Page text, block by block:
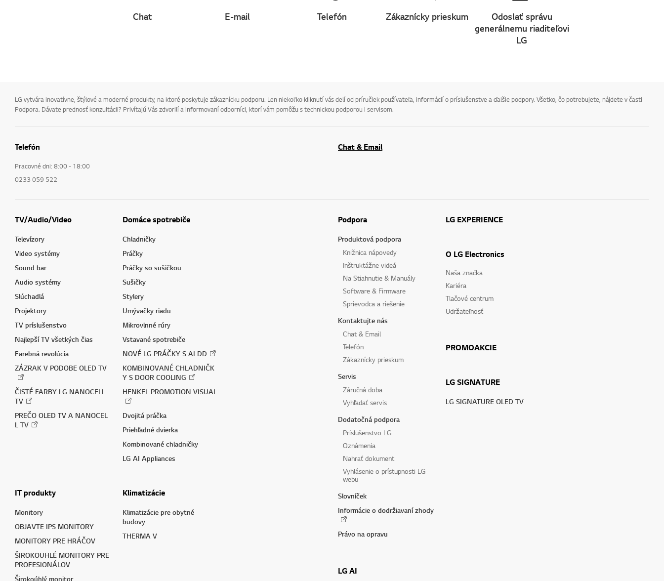
Chat E-mail Telefón Zákaznícky prieskum
Odoslať správu
generálnemu riaditeľovi
LG
LG vytvára inovatívne, štýlové a moderné produkty, na ktoré poskytuje zákaznícku podporu. Len niekoľko kliknutí vás delí od príručiek používateľa, informácií o príslušenstve a ďalšie podpory. Všetko, čo potrebujete, nájdete v časti
Podpora. Dávate prednosť konzultácii? Privítajú Vás zdvorilí a informovaní odborníci, ktorí vám pomôžu s technickou podporou i servisom.
Telefón
Pracovné dni: 8:00 - 18:00
0233 059 522
Chat & Email
TV/Audio/Video
Televízory
Video systémy
Sound bar
Audio systémy
Slúchadlá
Projektory
TV príslušenstvo
Najlepší TV všetkých čias
Farebná revolúcia
ZÁZRAK V PODOBE OLED TV
ČISTÉ FARBY LG NANOCELL
TV
PREČO OLED TV A NANOCEL
L TV
Domáce spotrebiče
Chladničky
Práčky
Práčky so sušičkou
Sušičky
Stylery
Umývačky riadu
Mikrovlnné rúry
Vstavané spotrebiče
NOVÉ LG PRÁČKY S AI DD
KOMBINOVANÉ CHLADNIČK
Y S DOOR COOLING
HENKEL PROMOTION VISUAL
Dvojitá práčka
Priehľadné dvierka
Kombinované chladničky
LG AI Appliances
IT produkty
Monitory
OBJAVTE IPS MONITORY
MONITORY PRE HRÁČOV
ŠIROKOUHLÉ MONITORY PRE
PROFESIONÁLOV
Širokoúhlý monitor
Klimatizácie
Klimatizácie pre obytné
budovy
THERMA V
Podpora
Produktová podpora
Knižnica nápovedy
Inštruktážne videá
Na Stiahnutie & Manuály
Software & Firmware
Sprievodca a riešenie
Kontaktujte nás
Chat & Email
Telefón
Zákaznícky prieskum
Servis
Záručná doba
Vyhľadať servis
Dodatočná podpora
Príslušenstvo LG
Oznámenia
Nahrať dokument
Vyhlásenie o prístupnosti LG
webu
Slovníček
Informácie o dodržiavaní zhody
Právo na opravu
LG AI
LG EXPERIENCE
O LG Electronics
Naša značka
Kariéra
Tlačové centrum
Udržateľnosť
PROMOAKCIE
LG SIGNATURE
LG SIGNATURE OLED TV